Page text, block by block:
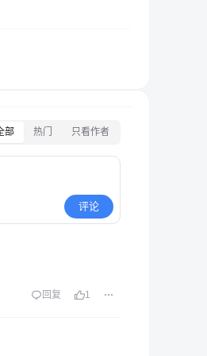
部 热门 只看作者
评论
回复 1